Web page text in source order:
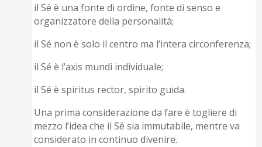
il Sé è una fonte di ordine, fonte di senso e
organizzatore della personalità;
il Sé non è solo il centro ma l’intera circonferenza;
il Sé è l’axis mundi individuale;
il Sé è spiritus rector, spirito guida.
Una prima considerazione da fare è togliere di
mezzo l’idea che il Sé sia immutabile, mentre va
considerato in continuo divenire.